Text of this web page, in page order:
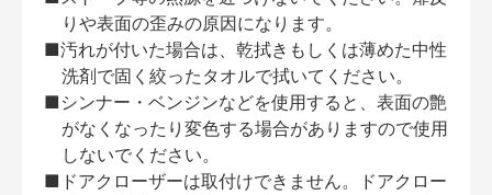
りや表面の歪みの原因になります。
■汚れが付いた場合は、乾拭きもしくは薄めた中性
洗剤で固く絞ったタオルで拭いてください。
■シンナー・ベンジンなどを使用すると、表面の艶
がなくなったり変色する場合がありますので使用
しないでください。
■ドアクローザーは取付けできません。ドアクロー